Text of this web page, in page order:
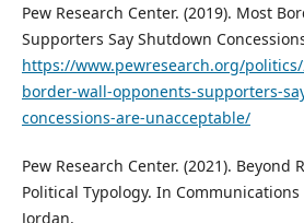
Pew Research Center. (2019). Most
Supporters Say Shutdown
https://www.pewresearch.org/
border-wall-opponents-supporters-
concessions-are-unacceptable/
Pew Research Center. (2021). Beyond
Political Typology. In
Jordan.